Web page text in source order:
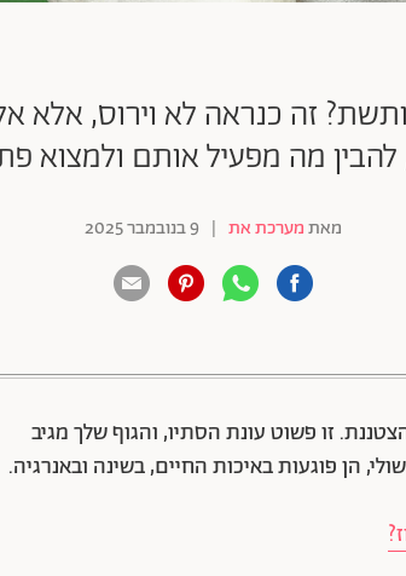
זה כנראה לא וירוס, אלא
מה מפעיל אותם ולמצוא
מאתמערכת את | 9 בנובמבר 2025
זו פשוט עונת הסתיו, והגוף שלך מגיב
הן פוגעות באיכות החיים, בשינה ובאנרגיה.